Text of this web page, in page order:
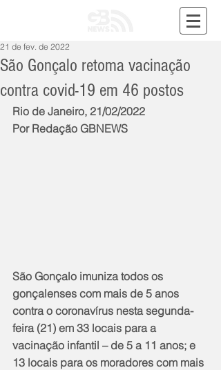
São Gonçalo retoma vacinação
contra covid-19 em 46 postos
21 de fev. de 2022
Rio de Janeiro, 21/02/2022
Por Redação GBNEWS
São Gonçalo imuniza todos os
gonçalenses com mais de 5 anos
contra o coronavírus nesta segunda-
feira (21) em 33 locais para a
vacinação infantil – de 5 a 11 anos; e
13 locais para os moradores com mais